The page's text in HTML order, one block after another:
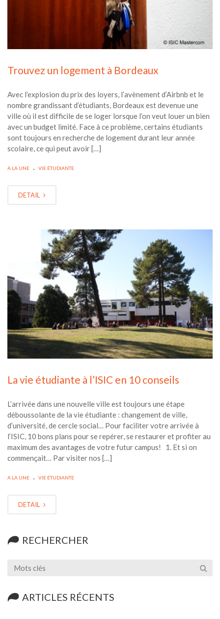
Trouvez un logement à Bordeaux
Avec l’explosion du prix des loyers, l’avènement d’Airbnb et le
nombre grandissant d’étudiants, Bordeaux est devenue une
ville où il est difficile de se loger lorsque l’on veut louer un bien
avec un budget limité. Face à ce problème, certains étudiants
sont toujours en recherche de logement durant leur année
scolaire, ce qui peut avoir […]
A LA UNE . VIE ÉTUDIANTE
DETAIL
La vie étudiante à l’ISIC en 10 conseils
L’arrivée dans une nouvelle ville est toujours une étape
déboussolante de la vie étudiante : changement de ville,
d’université, de cercle social… Pour faciliter votre arrivée à
l’ISIC, 10 bons plans pour se repérer, se restaurer et profiter au
maximum des avantages de votre futur campus! 1. Et si on
commençait… Par visiter nos […]
A LA UNE . VIE ÉTUDIANTE
DETAIL
RECHERCHER
ARTICLES RÉCENTS